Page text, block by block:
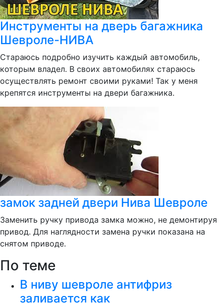
Инструменты на дверь багажника
Шевроле-НИВА
Стараюсь подробно изучить каждый автомобиль,
которым владел. В своих автомобилях стараюсь
осуществлять ремонт своими руками! Так у меня
крепятся инструменты на двери багажника.
замок задней двери Нива Шевроле
Заменить ручку привода замка можно, не демонтируя
привод. Для наглядности замена ручки показана на
снятом приводе.
По теме
В ниву шевроле антифриз
заливается как